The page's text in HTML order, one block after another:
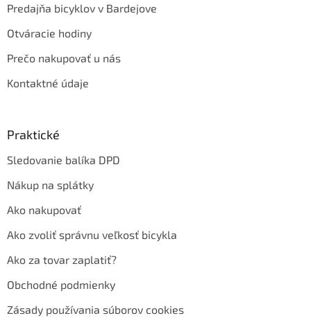
Predajňa bicyklov v Bardejove
Otváracie hodiny
Prečo nakupovať u nás
Kontaktné údaje
Praktické
Sledovanie balíka DPD
Nákup na splátky
Ako nakupovať
Ako zvoliť správnu veľkosť bicykla
Ako za tovar zaplatiť?
Obchodné podmienky
Zásady používania súborov cookies